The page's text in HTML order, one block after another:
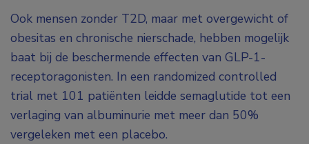
Ook mensen zonder T2D, maar met overgewicht of
obesitas en chronische nierschade, hebben mogelijk
baat bij de beschermende effecten van GLP-1-
receptoragonisten. In een randomized controlled
trial met 101 patiënten leidde semaglutide tot een
verlaging van albuminurie met meer dan 50%
vergeleken met een placebo.